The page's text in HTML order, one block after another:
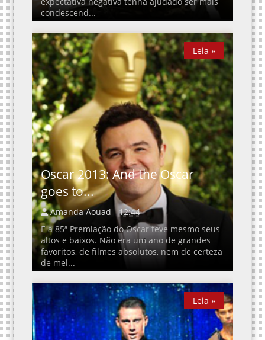
condescend...
Oscar 2013: And the Oscar
goes to...
Amanda Aouad
12:44
E a 85ª Premiação do Oscar teve mesmo seus
altos e baixos. Não era um ano de grandes
favoritos, de filmes absolutos, nem de certeza
de mel...
Leia »
Leia »
Leia »
Leia »